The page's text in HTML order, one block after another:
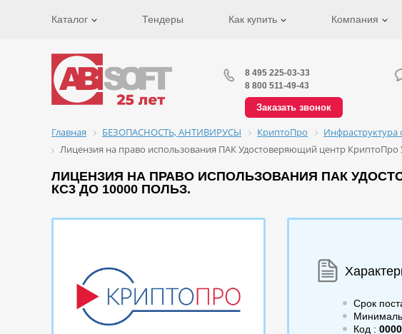
Каталог Тендеры Как купить Компания
8 495 225-03-33
8 800 511-49-43
Заказать звонок
Главная БЕЗОПАСНОСТЬ, АНТИВИРУСЫ КриптоПро
Лицензия на право использования ПАК Удостоверяющий центр КриптоПро
ЛИЦЕНЗИЯ НА ПРАВО ИСПОЛЬЗОВАНИЯ ПАК
КС3 ДО 10000 ПОЛЬЗ.
Срок
Код :